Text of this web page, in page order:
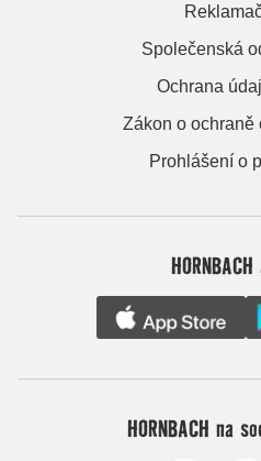
Společenská
Ochrana
Zákon o ochraně
Prohlášení o
HORNBACH na